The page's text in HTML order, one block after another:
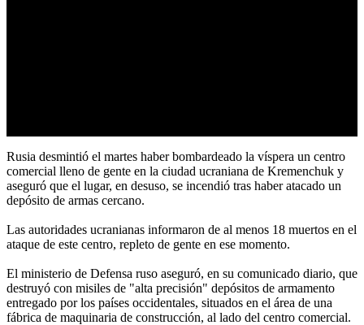
Rusia desmintió el martes haber bombardeado la víspera un centro
comercial lleno de gente en la ciudad ucraniana de Kremenchuk y
aseguró que el lugar, en desuso, se incendió tras haber atacado un
depósito de armas cercano.
Las autoridades ucranianas informaron de al menos 18 muertos en el
ataque de este centro, repleto de gente en ese momento.
El ministerio de Defensa ruso aseguró, en su comunicado diario, que
destruyó con misiles de "alta precisión" depósitos de armamento
entregado por los países occidentales, situados en el área de una
fábrica de maquinaria de construcción, al lado del centro comercial.